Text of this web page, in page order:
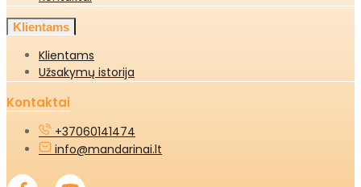
Klientams
Klientams
Užsakymų istorija
Kontaktai
+37060141474
info@mandarinai.lt